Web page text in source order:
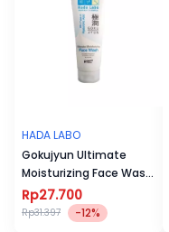
HADA LABO
Gokujyun Ultimate
Moisturizing Face Wash
50g
Rp27.700
Rp31.397 -12%